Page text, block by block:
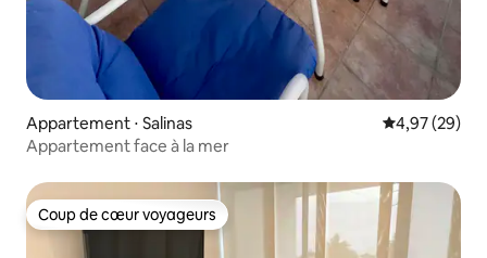
Appartement ⋅ Salinas Évaluation
4,97 (29)
Appartement face à la mer
Coup de cœur voyageurs
Coup de cœur voyageurs